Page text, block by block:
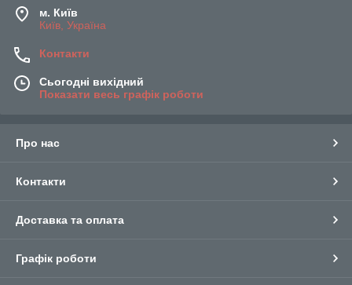
м. Київ
Київ, Україна
Контакти
Сьогодні вихідний
Показати весь графік роботи
Про нас
Контакти
Доставка та оплата
Графік роботи